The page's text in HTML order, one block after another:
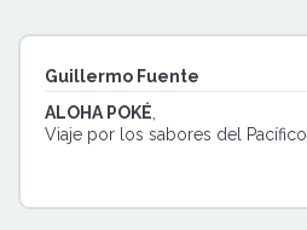
Guillermo Fuente
ALOHA POKÉ
Viaje por los sabores del Pacífico